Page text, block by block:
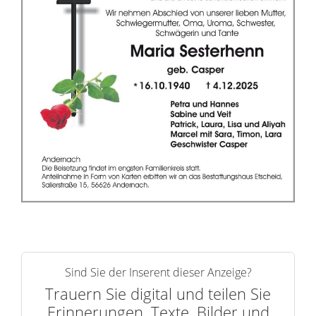
i
n
n
r
Sind Sie der Inserent dieser Anzeige?
Trauern Sie digital und teilen Sie
Erinnerungen, Texte, Bilder und